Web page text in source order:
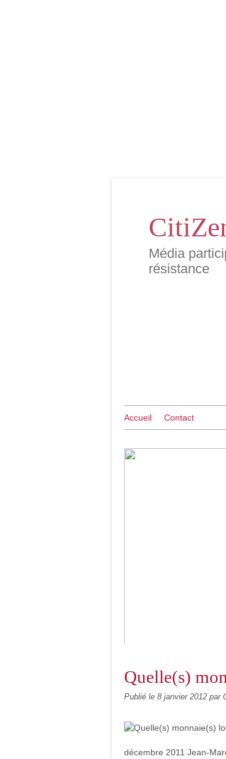
Média
résistance
Accueil Contact
Le média participatif
Quelle(s)
Publié le 8 janvier 2012 par
décembre 2011 Jean-